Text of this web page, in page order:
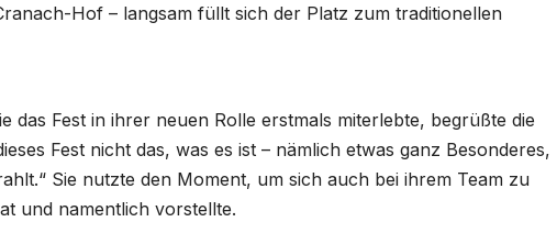
Hof – langsam füllt sich der Platz zum traditionellen
das Fest in ihrer neuen Rolle erstmals miterlebte, begrüßte die
Fest nicht das, was es ist – nämlich etwas ganz Besonderes,
Sie nutzte den Moment, um sich auch bei ihrem Team zu
und namentlich vorstellte.